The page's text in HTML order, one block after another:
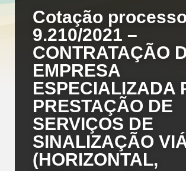
Cotação
9.210/2021 –
CONTRATAÇÃO
EMPRESA
ESPECIALIZADA
PRESTAÇÃO DE
SERVIÇOS DE
SINALIZAÇÃO
(HORIZONTAL,